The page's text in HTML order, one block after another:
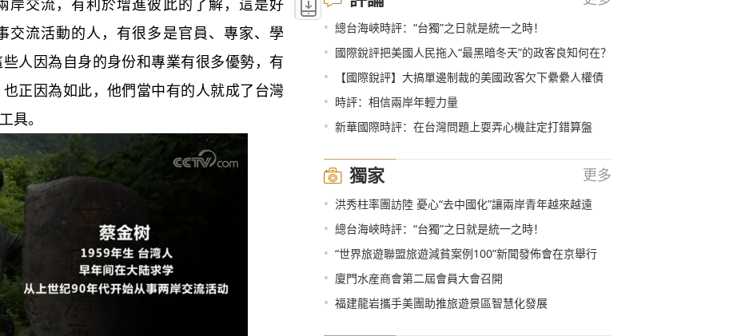
交流，有利於增進彼此的了解，這是好
交流活動的人，有很多是官員、專家、學
人因為自身的身份和專業有很多優勢，有
正因為如此，他們當中有的人就成了台灣
具。
• 總台海峽時評：“台獨”之日就是統一之時！
• 國際銳評把美國人民拖入“最黑暗冬天”的政客良知何在？
• 【國際銳評】大搞單邊制裁的美國政客欠下纍纍人權債
• 時評：相信兩岸年輕力量
• 新華國際時評：在台灣問題上耍弄心機註定打錯算盤
獨家 更多
• 洪秀柱率團訪陸 憂心“去中國化”讓兩岸青年越來越遠
• 總台海峽時評：“台獨”之日就是統一之時！
• “世界旅遊聯盟旅遊減貧案例100”新聞發佈會在京舉行
• 廈門水産商會第二屆會員大會召開
• 福建龍岩攜手美團助推旅遊景區智慧化發展